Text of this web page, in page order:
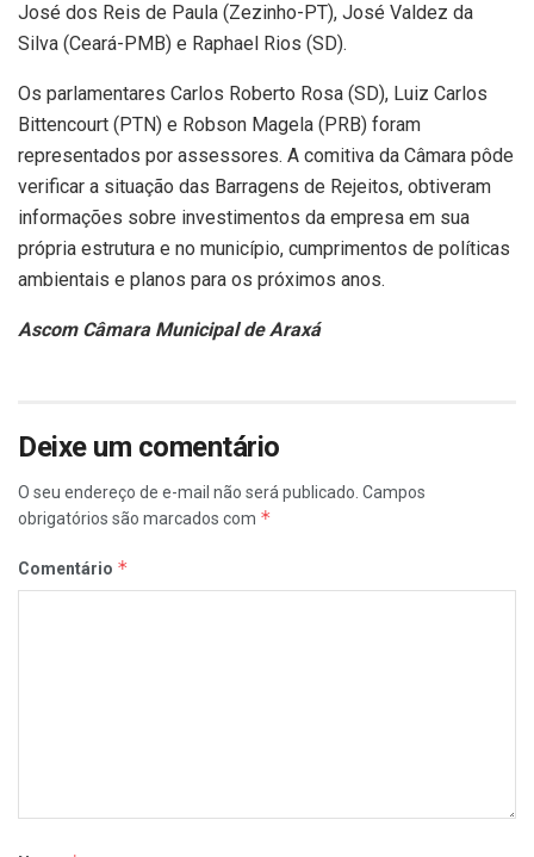
José dos Reis de Paula (Zezinho-PT), José Valdez da
Silva (Ceará-PMB) e Raphael Rios (SD).
Os parlamentares Carlos Roberto Rosa (SD), Luiz Carlos
Bittencourt (PTN) e Robson Magela (PRB) foram
representados por assessores. A comitiva da Câmara pôde
verificar a situação das Barragens de Rejeitos, obtiveram
informações sobre investimentos da empresa em sua
própria estrutura e no município, cumprimentos de políticas
ambientais e planos para os próximos anos.
Ascom Câmara Municipal de Araxá
Deixe um comentário
O seu endereço de e-mail não será publicado. Campos
obrigatórios são marcados com *
Comentário *